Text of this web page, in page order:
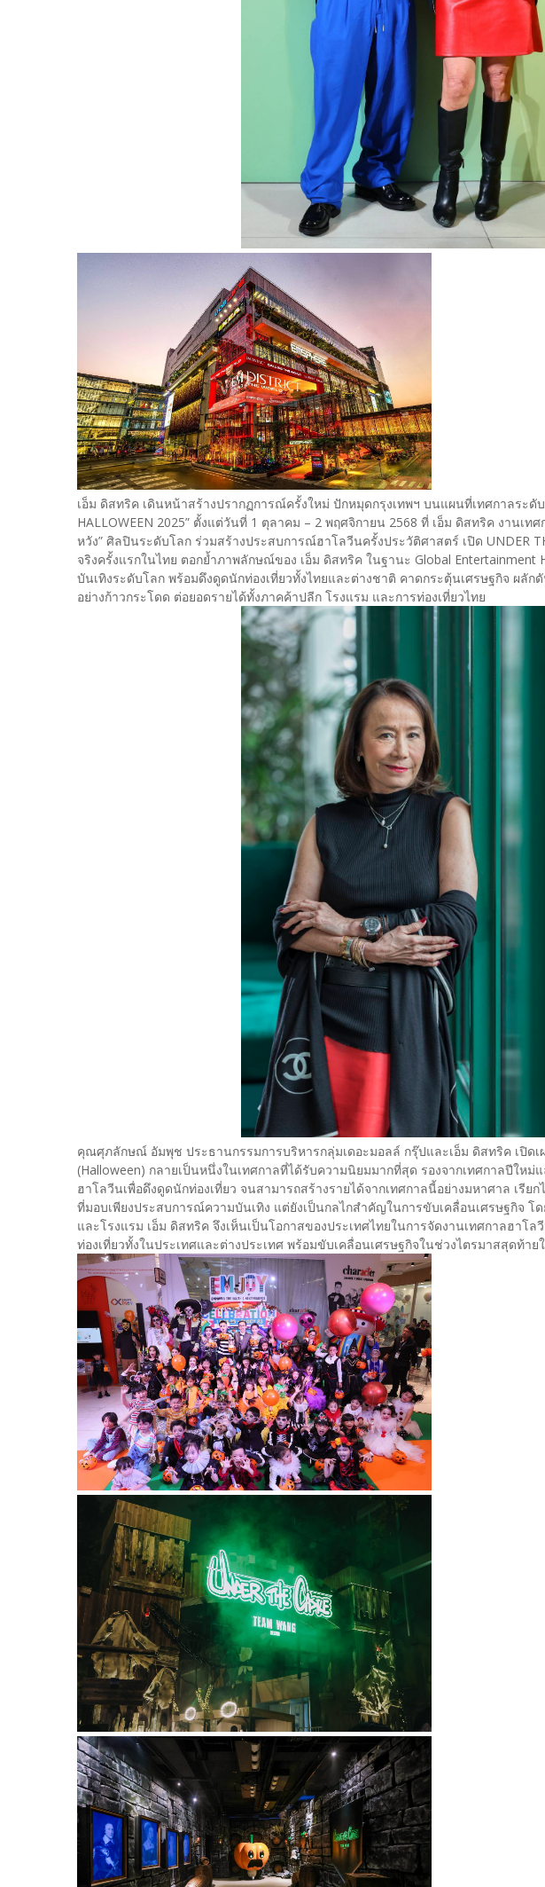
เอ็ม ดิสทริค เดินหน้าสร้างปรากฏการณ์ครั้งใหม่ ปักหมุดกรุงเทพฯ บนแผนที่เทศกาลระดับ
HALLOWEEN 2025” ตั้งแต่วันที่ 1 ตุลาคม – 2 พฤศจิกายน 2568 ที่ เอ็ม ดิสทริค งานเ
หวัง” ศิลปินระดับโลก ร่วมสร้างประสบการณ์ฮาโลวีนครั้งประวัติศาสตร์ เปิด UNDER
จริงครั้งแรกในไทย ตอกย้ำภาพลักษณ์ของ เอ็ม ดิสทริค ในฐานะ Global Entertainment
บันเทิงระดับโลก พร้อมดึงดูดนักท่องเที่ยวทั้งไทยและต่างชาติ คาดกระตุ้นเศรษฐกิจ ผลัก
อย่างก้าวกระโดด ต่อยอดรายได้ทั้งภาคค้าปลีก โรงแรม และการท่องเที่ยวไทย
คุณศุภลักษณ์ อัมพุช ประธานกรรมการบริหารกลุ่มเดอะมอลล์ กรุ๊ปและเอ็ม ดิสทริค เปิด
(Halloween) กลายเป็นหนึ่งในเทศกาลที่ได้รับความนิยมมากที่สุด รองจากเทศกาลปีให
ฮาโลวีนเพื่อดึงดูดนักท่องเที่ยว จนสามารถสร้างรายได้จากเทศกาลนี้อย่างมหาศาล เรี
ที่มอบเพียงประสบการณ์ความบันเทิง แต่ยังเป็นกลไกสำคัญในการขับเคลื่อนเศรษฐกิจ โ
และโรงแรม เอ็ม ดิสทริค จึงเห็นเป็นโอกาสของประเทศไทยในการจัดงานเทศกาลฮาโ
ท่องเที่ยวทั้งในประเทศและต่างประเทศ พร้อมขับเคลื่อนเศรษฐกิจในช่วงไตรมาสสุดท้าย